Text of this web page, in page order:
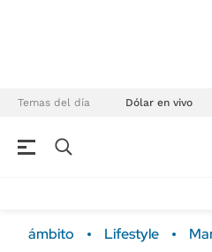
Temas del día Dólar en vivo
ámbito Lifestyle